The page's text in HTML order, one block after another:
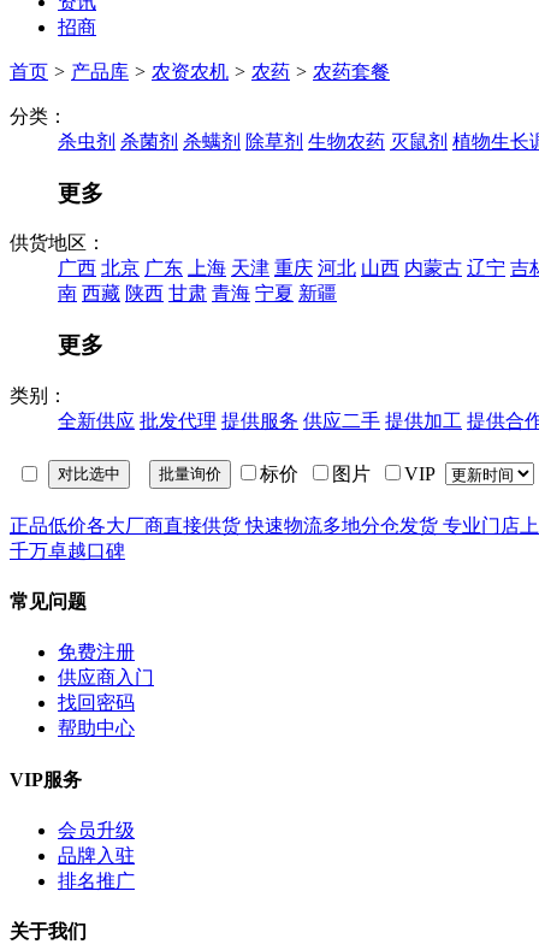
招商
首页 > 产品库 > 农资农机 > 农药 > 农药套餐
分类：
杀虫剂 杀菌剂 杀螨剂 除草剂 生物农药 灭鼠剂 植物生长
更多
供货地区：
广西 北京 广东 上海 天津 重庆 河北 山西 内蒙古 辽宁 吉
南 西藏 陕西 甘肃 青海 宁夏 新疆
更多
类别：
全新供应 批发代理 提供服务 供应二手 提供加工 提供合
标价 图片 VIP
正品低价各大厂商直接供货 快速物流多地分仓发货 专业门店
千万卓越口碑
常见问题
免费注册
供应商入门
找回密码
帮助中心
VIP服务
会员升级
品牌入驻
排名推广
关于我们